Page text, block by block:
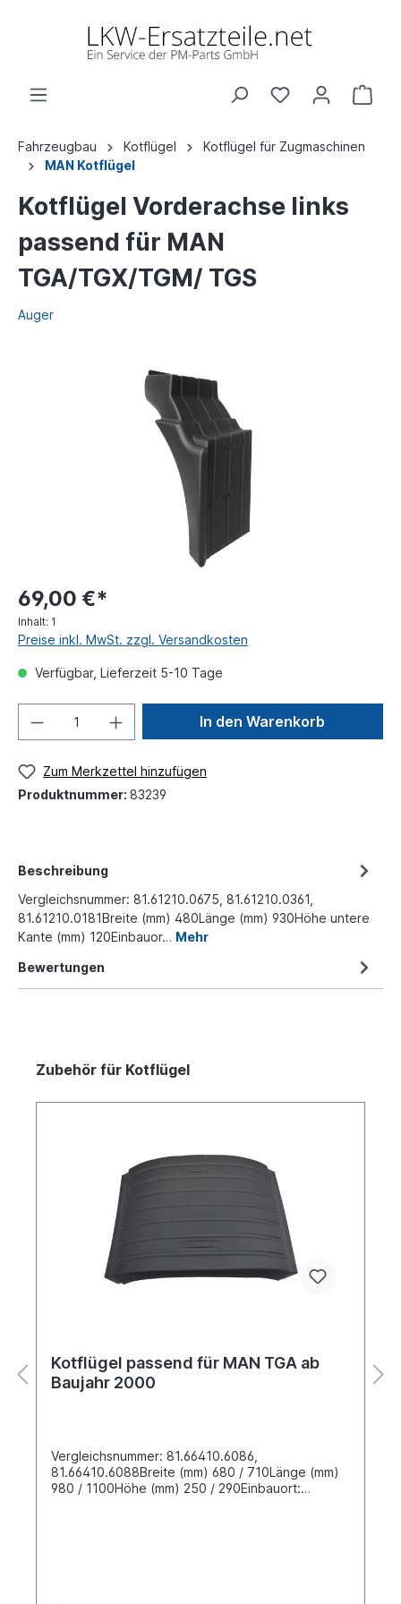
Fahrzeugbau Kotflügel
Kotflügel für Zugmaschinen
MAN Kotflügel
Kotflügel Vorderachse links
passend für MAN
TGA/TGX/TGM/ TGS
Auger
69,00 €*
Inhalt: 1
Preise inkl. MwSt. zzgl. Versandkosten
Verfügbar, Lieferzeit 5-10 Tage
In den Warenkorb
Zum Merkzettel hinzufügen
Produktnummer: 83239
Beschreibung
Vergleichsnummer: 81.61210.0675, 81.61210.0361,
81.61210.0181Breite (mm) 480Länge (mm) 930Höhe untere
Kante (mm) 120Einbauor… Mehr
Bewertungen
Zubehör für Kotflügel
Kotflügel passend für MAN TGA ab
Baujahr 2000
Vergleichsnummer: 81.66410.6086,
81.66410.6088Breite (mm) 680 / 710Länge (mm)
980 / 1100Höhe (mm) 250 / 290Einbauort: